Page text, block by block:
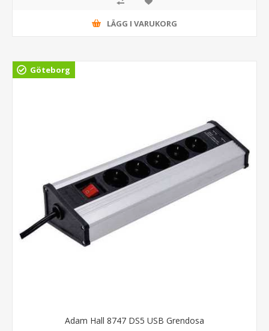
LÄGG I VARUKORG
Göteborg
Adam Hall 8747 DS5 USB Grendosa